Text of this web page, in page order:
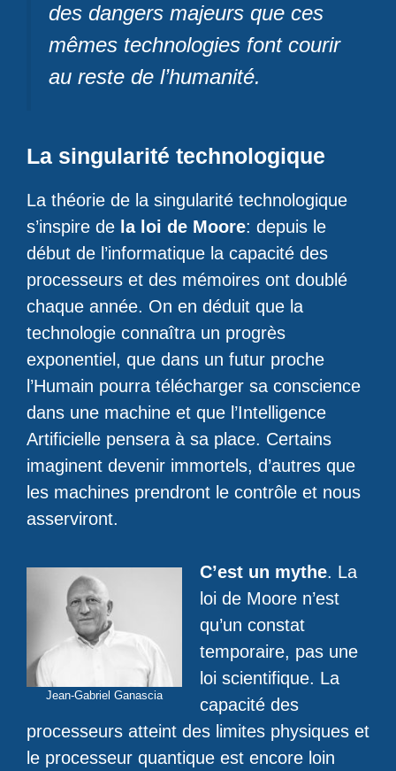
des dangers majeurs que ces
mêmes technologies font courir
au reste de l’humanité.
La singularité technologique
La théorie de la singularité technologique
s’inspire de la loi de Moore: depuis le
début de l’informatique la capacité des
processeurs et des mémoires ont doublé
chaque année. On en déduit que la
technologie connaîtra un progrès
exponentiel, que dans un futur proche
l’Humain pourra télécharger sa conscience
dans une machine et que l’Intelligence
Artificielle pensera à sa place. Certains
imaginent devenir immortels, d’autres que
les machines prendront le contrôle et nous
asserviront.
Jean-Gabriel Ganascia
C’est un mythe. La
loi de Moore n’est
qu’un constat
temporaire, pas une
loi scientifique. La
capacité des
processeurs atteint des limites physiques et
le processeur quantique est encore loin